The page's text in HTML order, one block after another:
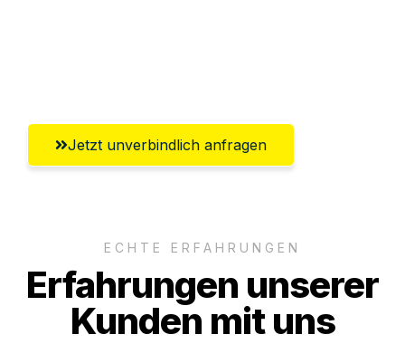
Jetzt unverbindlich anfragen
ECHTE ERFAHRUNGEN
Erfahrungen unserer
Kunden mit uns